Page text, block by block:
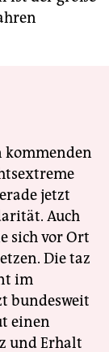
kommenden
jetzt
Auch
sich vor Ort
Die taz
im
bundesweit
einen
und Erhalt